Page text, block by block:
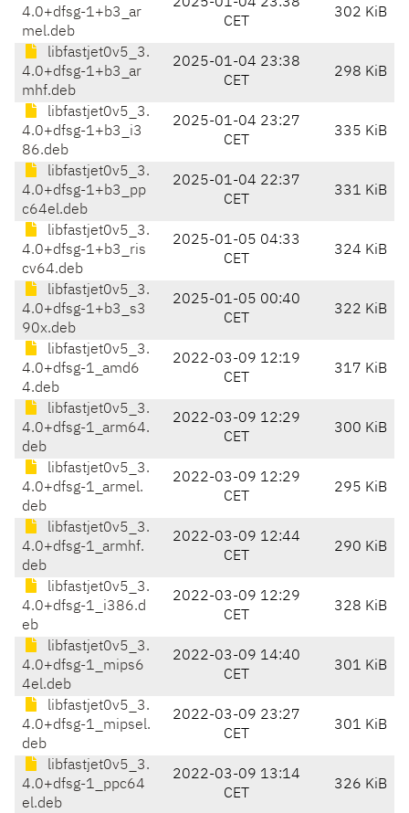
4.0+dfsg-1+b3_ar
mel.deb
CET
302 KiB
libfastjet0v5_3.
4.0+dfsg-1+b3_ar
mhf.deb
2025-01-04 23:38
CET
298 KiB
libfastjet0v5_3.
4.0+dfsg-1+b3_i3
86.deb
2025-01-04 23:27
CET
335 KiB
libfastjet0v5_3.
4.0+dfsg-1+b3_pp
c64el.deb
2025-01-04 22:37
CET
331 KiB
libfastjet0v5_3.
4.0+dfsg-1+b3_ris
cv64.deb
2025-01-05 04:33
CET
324 KiB
libfastjet0v5_3.
4.0+dfsg-1+b3_s3
90x.deb
2025-01-05 00:40
CET
322 KiB
libfastjet0v5_3.
4.0+dfsg-1_amd6
4.deb
2022-03-09 12:19
CET
317 KiB
libfastjet0v5_3.
4.0+dfsg-1_arm64.
deb
2022-03-09 12:29
CET
300 KiB
libfastjet0v5_3.
4.0+dfsg-1_armel.
deb
2022-03-09 12:29
CET
295 KiB
libfastjet0v5_3.
4.0+dfsg-1_armhf.
deb
2022-03-09 12:44
CET
290 KiB
libfastjet0v5_3.
4.0+dfsg-1_i386.d
eb
2022-03-09 12:29
CET
328 KiB
libfastjet0v5_3.
4.0+dfsg-1_mips6
4el.deb
2022-03-09 14:40
CET
301 KiB
libfastjet0v5_3.
4.0+dfsg-1_mipsel.
deb
2022-03-09 23:27
CET
301 KiB
libfastjet0v5_3.
4.0+dfsg-1_ppc64
el.deb
2022-03-09 13:14
CET
326 KiB